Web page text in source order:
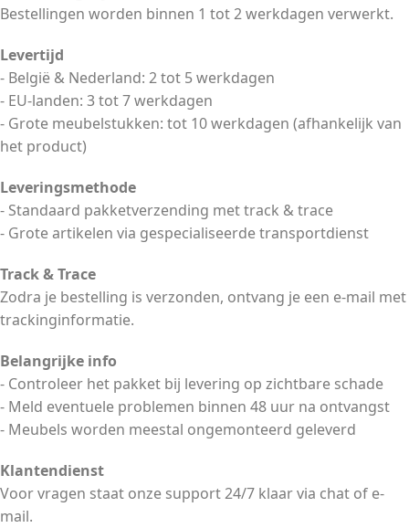
Bestellingen worden binnen 1 tot 2 werkdagen verwerkt.
Levertijd
- België & Nederland: 2 tot 5 werkdagen
- EU-landen: 3 tot 7 werkdagen
- Grote meubelstukken: tot 10 werkdagen (afhankelijk van
het product)
Leveringsmethode
- Standaard pakketverzending met track & trace
- Grote artikelen via gespecialiseerde transportdienst
Track & Trace
Zodra je bestelling is verzonden, ontvang je een e-mail met
trackinginformatie.
Belangrijke info
- Controleer het pakket bij levering op zichtbare schade
- Meld eventuele problemen binnen 48 uur na ontvangst
- Meubels worden meestal ongemonteerd geleverd
Klantendienst
Voor vragen staat onze support 24/7 klaar via chat of e-
mail.